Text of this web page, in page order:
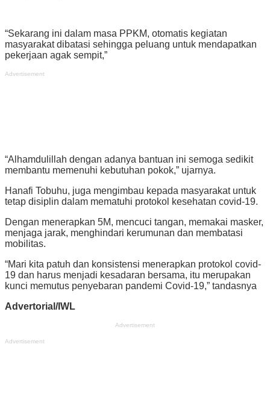
“Sekarang ini dalam masa PPKM, otomatis kegiatan
masyarakat dibatasi sehingga peluang untuk mendapatkan
pekerjaan agak sempit,”
Advertisement
“Alhamdulillah dengan adanya bantuan ini semoga sedikit
membantu memenuhi kebutuhan pokok,” ujarnya.
Hanafi Tobuhu, juga mengimbau kepada masyarakat untuk
tetap disiplin dalam mematuhi protokol kesehatan covid-19.
Dengan menerapkan 5M, mencuci tangan, memakai masker,
menjaga jarak, menghindari kerumunan dan membatasi
mobilitas.
“Mari kita patuh dan konsistensi menerapkan protokol covid-
19 dan harus menjadi kesadaran bersama, itu merupakan
kunci memutus penyebaran pandemi Covid-19,” tandasnya
Advertorial/IWL
Advertisement
Advertisement